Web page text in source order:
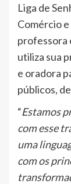
Liga de
Comércio
professora
utiliza sua
e oradora
públicos,
“Estamos
com esse
uma
com os